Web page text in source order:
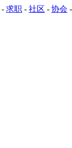
- 求职 - 社区 - 协会